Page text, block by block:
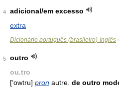
4
adicional/em excesso
extra
Dicionário português (brasileiro)-Inglês
5
outro
ou.tro
[‘owtru] pron autre. de outro